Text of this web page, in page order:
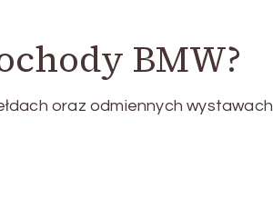
BMW?
oraz odmiennych wystawach